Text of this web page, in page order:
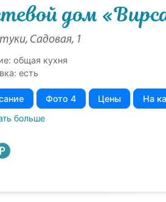
дом
Садовая, 1
общая кухня
есть
Фото 4 Цены На
больше